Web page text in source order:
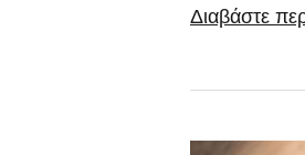
Αυτές
σπιτικές
Διαβάστε